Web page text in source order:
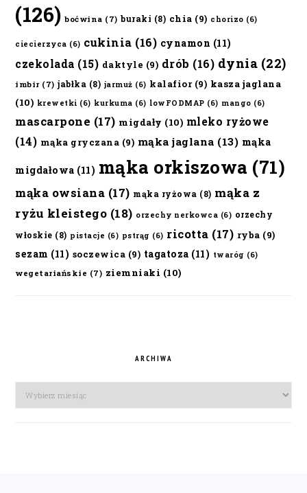
(126) boćwina (7) buraki (8) chia (9) chorizo (6)
ciecierzyca (6) cukinia (16) cynamon (11)
czekolada (15) daktyle (9) drób (16) dynia (22)
imbir (7) jabłka (8) jarmuż (6) kalafior(9) kasza jaglana
(10) krewetki (6) kurkuma (6) lowFODMAP (6) mango (6)
mascarpone (17) migdały (10) mleko ryżowe
(14) mąka gryczana (9) mąka jaglana (13) mąka
migdałowa (11) mąka orkiszowa (71)
mąka owsiana (17) mąka ryżowa (8) mąka z
ryżu kleistego (18) orzechy nerkowca (6) orzechy
włoskie (8) pistacje (6) pstrąg (6) ricotta (17) ryba (9)
sezam (11) soczewica (9) tagatoza (11) twaróg (6)
wegetariańskie (7) ziemniaki (10)
ARCHIWA
Archiwa